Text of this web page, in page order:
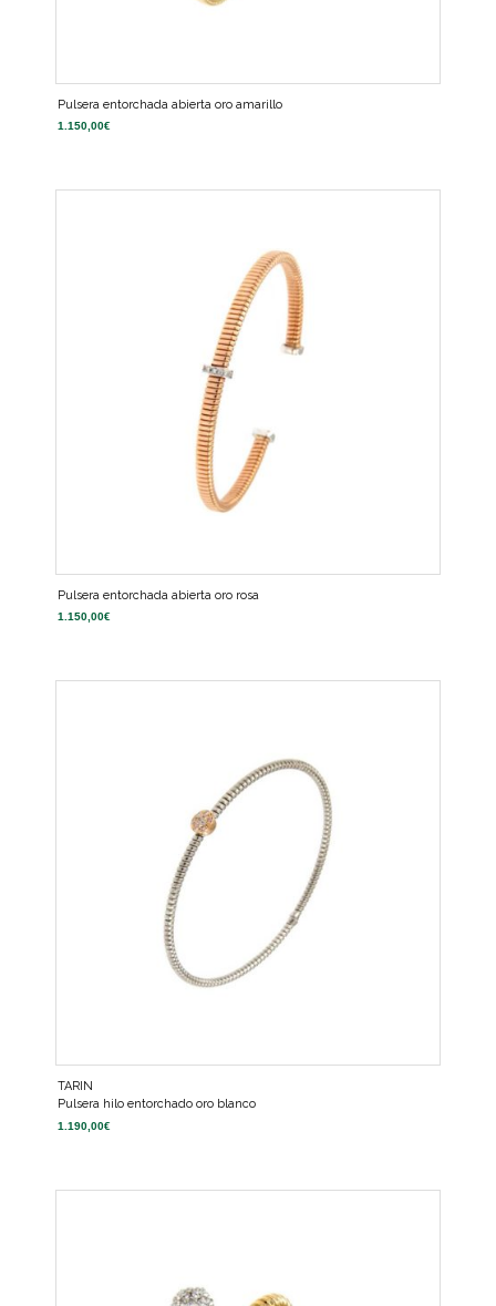
Pulsera entorchada abierta oro amarillo
1.150,00€
Pulsera entorchada abierta oro rosa
1.150,00€
TARIN
Pulsera hilo entorchado oro blanco
1.190,00€